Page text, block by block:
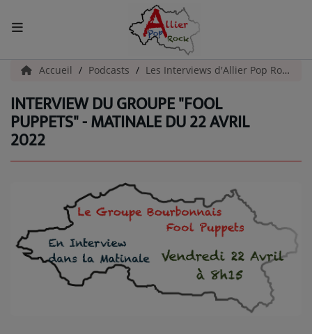
ACCUEIL
Actualités
INFOS - ALLIER
INFOS POP ROCK
La Radio
EMISSIONS
Accueil Podcasts Les Interviews d'Allier Pop Rock
INTERVIEW DU GROUPE "FOOL
PUPPETS" - MATINALE DU 22 AVRIL
2022